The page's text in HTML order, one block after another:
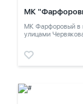
МК
МК Фарфоровый в
улицами